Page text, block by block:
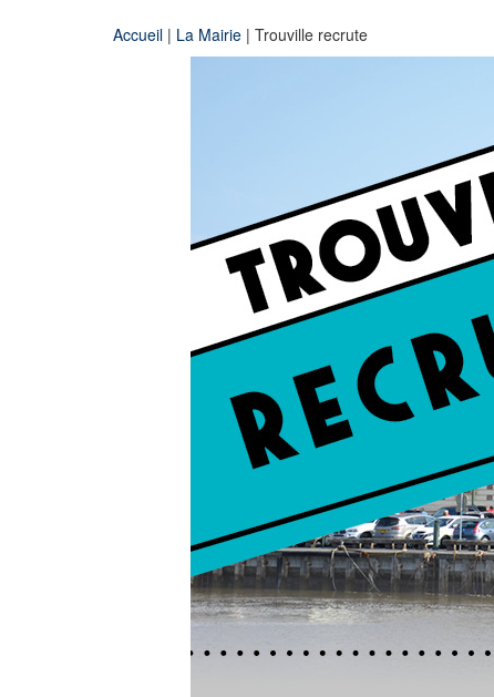
Accueil | La Mairie | Trouville recrute